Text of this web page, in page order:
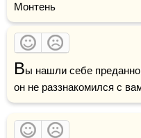
Монтень
Вы нашли себе
он не раззнакомился с